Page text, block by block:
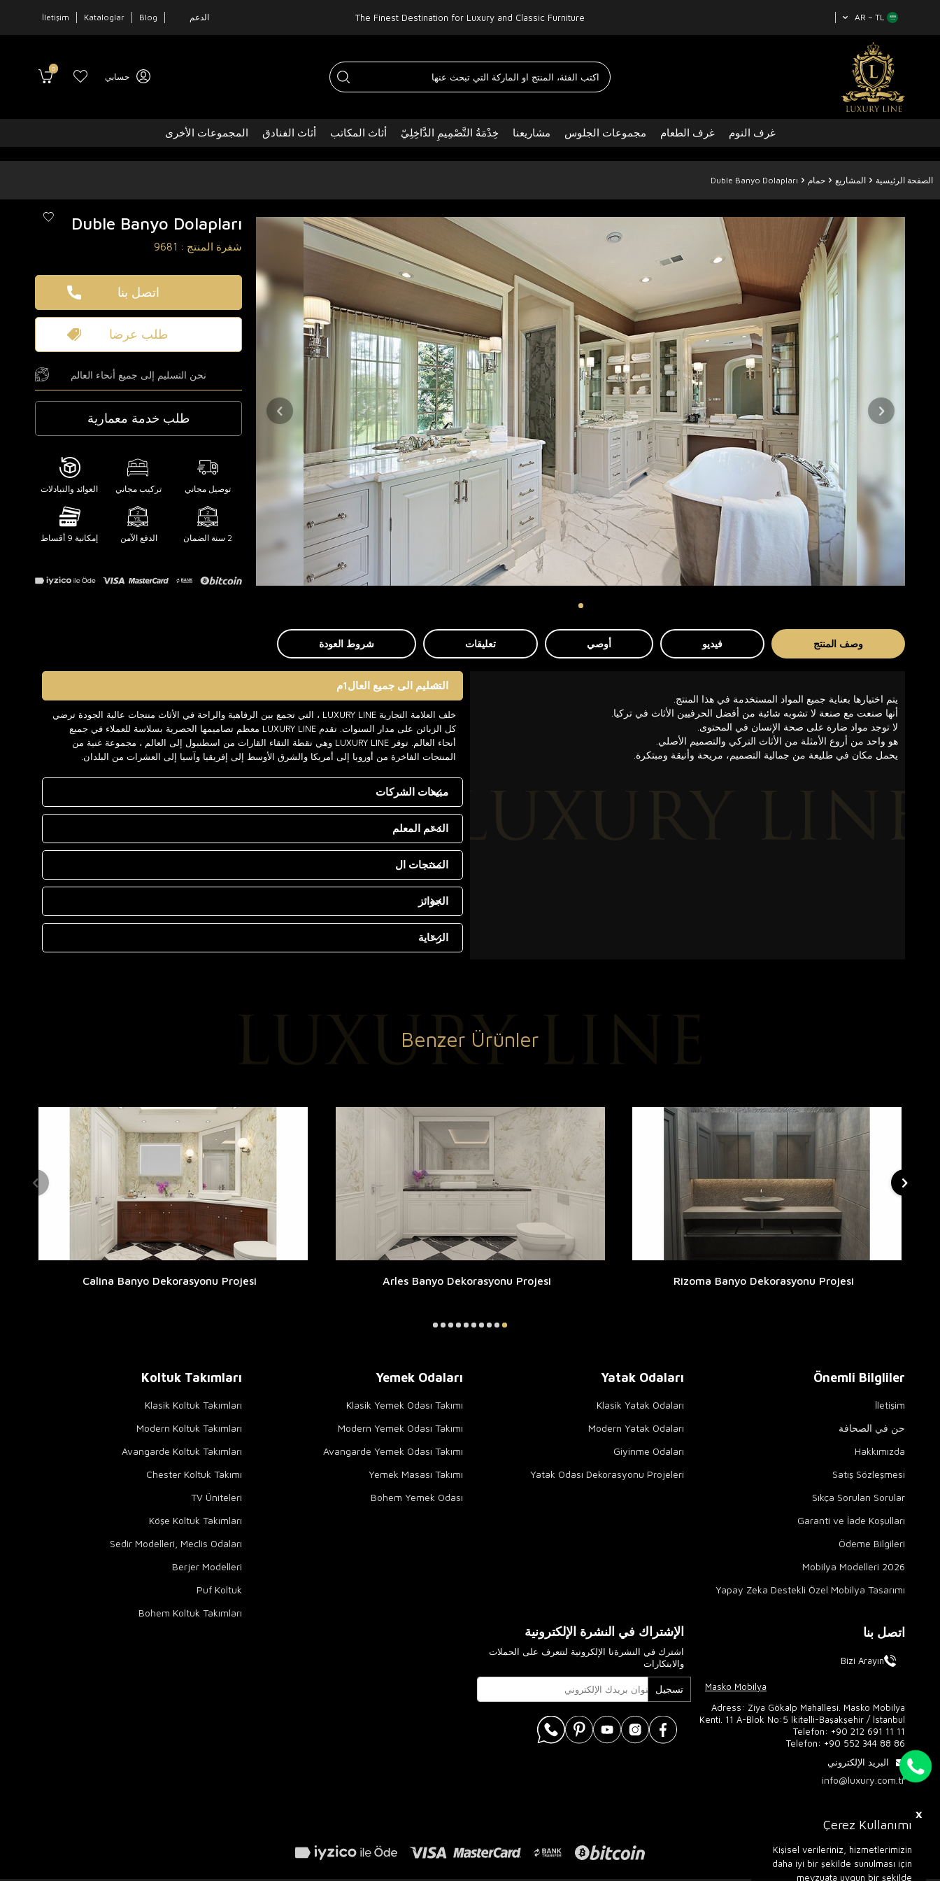
X
Çerez Kullanımı
Kişisel verileriniz, hizmetlerimizin
daha iyi bir şekilde sunulması için
mevzuata uygun bir şekilde
AR − TL
The Finest Destination for Luxury and Classic Furniture الدعم Blog
Kataloglar
İletişim
حسابي
0
غرف النوم غرف الطعام مجموعات الجلوس مشاريعنا خِدْمَةُ التَّصْمِيمِ الدَّاخِلِيّ أثاث المكاتب أثاث الفنادق المجموعات الأخرى
الصفحة الرئيسية المشاريع حمام Duble Banyo Dolapları
Duble Banyo Dolapları
شفرة المنتج : 9681
اتصل بنا
طلب عرضا
نحن التسليم إلى جميع أنحاء العالم
طلب خدمة معمارية
توصيل مجاني تركيب مجاني العوائد والتبادلات
2 سنة الضمان الدفع الآمن إمكانية 9 أقساط
وصف المنتج فيديو أوصي تعليقات شروط العودة
يتم اختيارها بعناية جميع المواد المستخدمة في هذا المنتج.
أنها صنعت مع صنعة لا تشوبه شائبة من أفضل الحرفيين الأثاث في تركيا.
لا توجد مواد ضارة على صحة الإنسان في المحتوى.
هو واحد من أروع الأمثلة من الأثاث التركي والتصميم الأصلي.
يحمل مكان في طليعة من جمالية التصميم، مريحة وأنيقة ومبتكرة.
التسليم الى جميع العال1م
خلف العلامة التجارية LUXURY LINE ، التي تجمع بين الرفاهية والراحة في الأثاث منتجات عالية الجودة ترضي
كل الزبائن على مدار السنوات. تقدم LUXURY LINE معظم تصاميمها الحصرية بسلاسة للعملاء في جميع
أنحاء العالم. توفر LUXURY LINE وهي نقطة التقاء القارات من اسطنبول إلى العالم ، مجموعة غنية من
المنتجات الفاخرة من أوروبا إلى أمريكا والشرق الأوسط إلى إفريقيا وآسيا إلى العشرات من البلدان.
مبيعات الشركات
الدعم المعلم
المنتجات ال
الجوائز
الرعاية
Benzer Ürünler
Rizoma Banyo Dekorasyonu Projesi
Arles Banyo Dekorasyonu Projesi
Calina Banyo Dekorasyonu Projesi
Önemli Bilgliler
İletişim
حن في الصحافة
Hakkımızda
Satış Sözleşmesi
Sıkça Sorulan Sorular
Garanti ve İade Koşulları
Ödeme Bilgileri
2026 Mobilya Modelleri
Yapay Zeka Destekli Özel Mobilya Tasarımı
Yatak Odaları
Klasik Yatak Odaları
Modern Yatak Odaları
Giyinme Odaları
Yatak Odası Dekorasyonu Projeleri
Yemek Odaları
Klasik Yemek Odası Takımı
Modern Yemek Odası Takımı
Avangarde Yemek Odası Takımı
Yemek Masası Takımı
Bohem Yemek Odası
Koltuk Takımları
Klasik Koltuk Takımları
Modern Koltuk Takımları
Avangarde Koltuk Takımları
Chester Koltuk Takımı
TV Üniteleri
Köşe Koltuk Takımları
Sedir Modelleri, Meclis Odaları
Berjer Modelleri
Puf Koltuk
Bohem Koltuk Takımları
اتصل بنا
Bizi Arayın
Masko Mobilya
Adress: Ziya Gökalp Mahallesi. Masko Mobilya
Kenti. 11 A-Blok No:5 İkitelli-Başakşehir / İstanbul
Telefon: +90 212 691 11 11
Telefon: +90 552 344 88 86
البريد الإلكتروني
info@luxury.com.tr
الإشتراك في النشرة الإلكترونية
اشترك في النشرةنا الإلكرونية لتتعرف على الحملات
والابتكارات
تسجيل